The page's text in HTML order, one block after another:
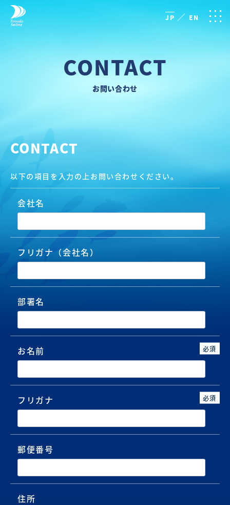
JP ／ EN
CONTACT
お問い合わせ
CONTACT
以下の項目を入力の上お問い合わせください。
会社名
フリガナ（会社名）
部署名
お名前 必須
フリガナ 必須
郵便番号
住所